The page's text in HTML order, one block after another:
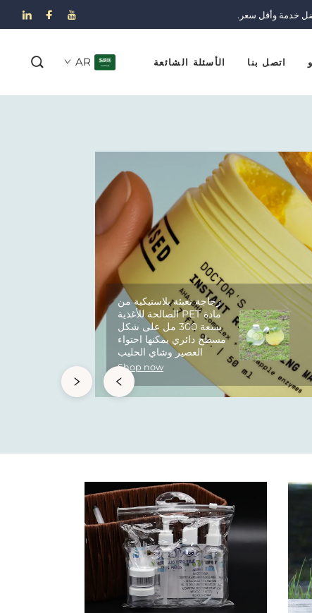
خدمة وأقل سعر.
اتصل بنا الأسئلة الشائعة AR
زجاجة تعبئة بلاستيكية من
مادة PET الصالحة للأغذية
بسعة 300 مل على شكل
مسطح دائري يمكنها احتواء
العصير وشاي الحليب
Shop now